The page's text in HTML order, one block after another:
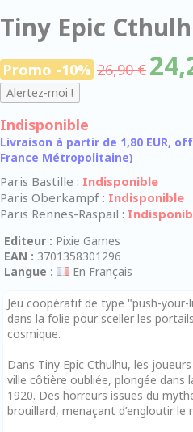
Tiny Epic
Promo -10% 26,90 €
Indisponible
Livraison à partir de 1,80 EUR,
France Métropolitaine)
Paris Bastille : Indisponible
Paris Oberkampf : Indisponible
Paris Rennes-Raspail :
Editeur : Pixie Games
EAN : 3701358301296
Langue :
En Français
Jeu coopératif de type "push-
dans la folie pour sceller les
cosmique.
Dans Tiny Epic Cthulhu, les
ville côtière oubliée, plongée dans
1920. Des horreurs issues du
brouillard, menaçant d’engloutir le